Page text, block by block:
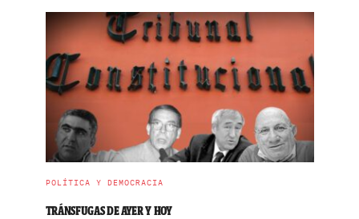
POLÍTICA Y DEMOCRACIA
TRÁNSFUGAS DE AYER Y HOY